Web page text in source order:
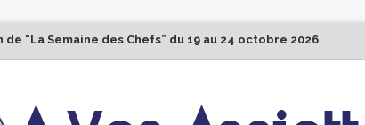
de “La Semaine des Chefs” du 19 au 24 octobre 2026